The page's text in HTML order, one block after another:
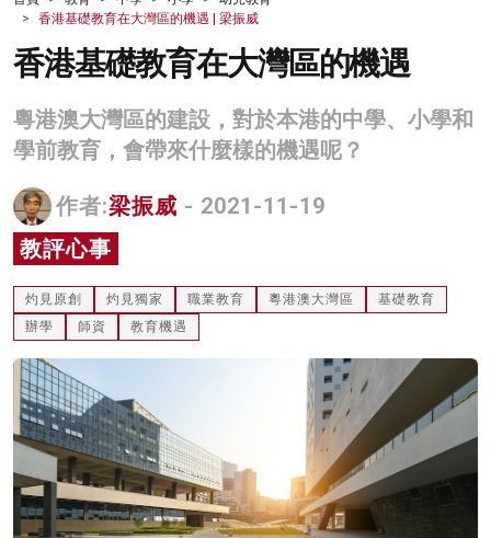
生活
健康
商業
科技
影片
名家榜
灼見活動
關於我們
香港基礎教育在大灣區的機遇 | 梁振威
香港基礎教育在大灣區的機遇
粵港澳大灣區的建設，對於本港的中學、小學和
學前教育，會帶來什麼樣的機遇呢？
作者:梁振威 - 2021-11-19
教評心事
灼見原創 灼見獨家 職業教育 粵港澳大灣區
基礎教育
辦學
師資 教育機遇